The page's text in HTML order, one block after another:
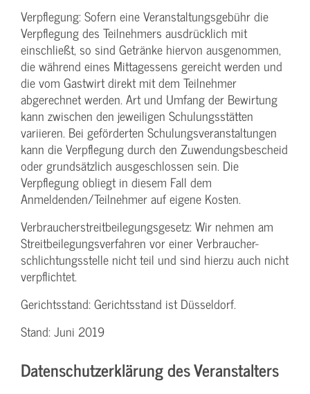
Verpflegung: Sofern eine Veranstaltungs­gebühr die
Verpflegung des Teilnehmers ausdrücklich mit
einschließt, so sind Getränke hiervon ausgenommen,
die während eines Mittagessens gereicht werden und
die vom Gastwirt direkt mit dem Teilnehmer
abgerechnet werden. Art und Umfang der Bewirtung
kann zwischen den jeweiligen Schulungsstätten
variieren. Bei geförderten Schulungs­veranstaltungen
kann die Verpflegung durch den Zuwendungs­bescheid
oder grundsätzlich ausgeschlossen sein. Die
Verpflegung obliegt in diesem Fall dem
Anmeldenden/­Teilnehmer auf eigene Kosten.
Verbraucher­streitbeilegungs­gesetz: Wir nehmen am
Streit­beilegungs­verfahren vor einer Verbraucher­
schlichtungs­stelle nicht teil und sind hierzu auch nicht
verpflichtet.
Gerichtsstand: Gerichtsstand ist Düsseldorf.
Stand: Juni 2019
Datenschutzerklärung des Veranstalters